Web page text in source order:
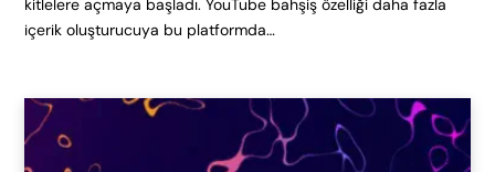
kitlelere açmaya başladı. YouTube bahşiş özelliği daha fazla
içerik oluşturucuya bu platformda…